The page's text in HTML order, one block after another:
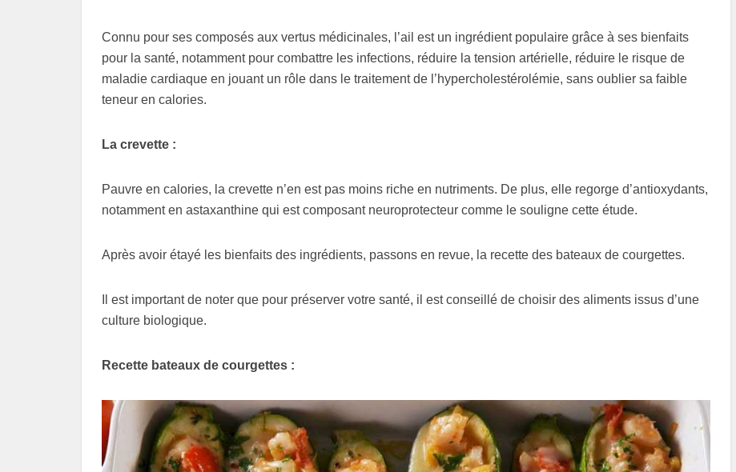
Connu pour ses composés aux vertus médicinales, l’ail est un ingrédient populaire grâce à ses bienfaits
pour la santé, notamment pour combattre les infections, réduire la tension artérielle, réduire le risque de
maladie cardiaque en jouant un rôle dans le traitement de l’hypercholestérolémie, sans oublier sa faible
teneur en calories.
La crevette :
Pauvre en calories, la crevette n’en est pas moins riche en nutriments. De plus, elle regorge d’antioxydants,
notamment en astaxanthine qui est composant neuroprotecteur comme le souligne cette étude.
Après avoir étayé les bienfaits des ingrédients, passons en revue, la recette des bateaux de courgettes.
Il est important de noter que pour préserver votre santé, il est conseillé de choisir des aliments issus d’une
culture biologique.
Recette bateaux de courgettes :